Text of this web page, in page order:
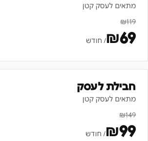
מתאים לעסק קטן
₪119
₪69 / חודש
חבילת לעסק
מתאים לעסק קטן
₪149
₪99 / חודש